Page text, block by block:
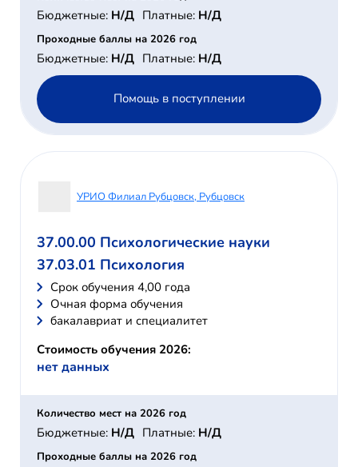
Бюджетные: Н/Д Платные: Н/Д
Проходные баллы на 2026 год
Бюджетные: Н/Д Платные: Н/Д
Помощь в поступлении
УРИО Филиал Рубцовск, Рубцовск
37.00.00 Психологические науки
37.03.01 Психология
Cрок обучения 4,00 года
Очная форма обучения
бакалавриат и специалитет
Стоимость обучения 2026:
нет данных
Количество мест на 2026 год
Бюджетные: Н/Д Платные: Н/Д
Проходные баллы на 2026 год